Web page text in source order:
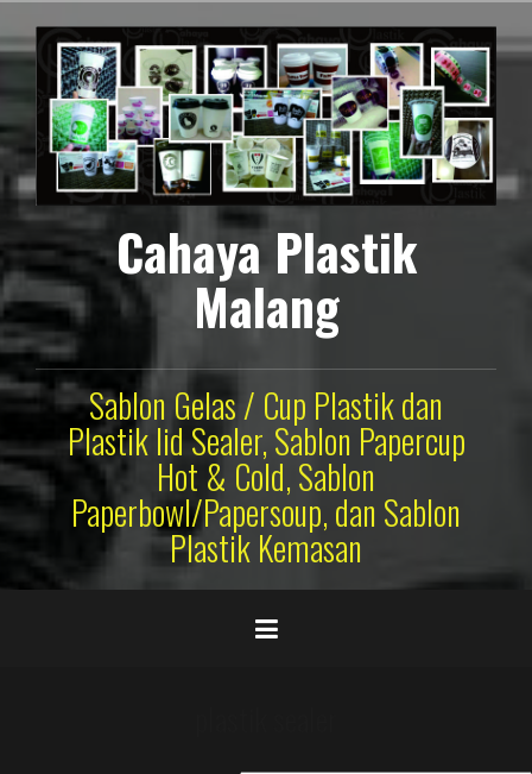
ke
konten
Cahaya Plastik
Malang
Sablon Gelas / Cup Plastik dan
Plastik lid Sealer, Sablon Papercup
Hot & Cold, Sablon
Paperbowl/Papersoup, dan Sablon
Plastik Kemasan